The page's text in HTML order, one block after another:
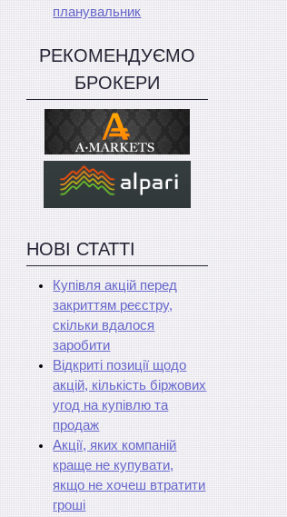
планувальник
РЕКОМЕНДУЄМО
БРОКЕРИ
НОВІ СТАТТІ
Купівля акцій перед
закриттям реєстру,
скільки вдалося
заробити
Відкриті позиції щодо
акцій, кількість біржових
угод на купівлю та
продаж
Акції, яких компаній
краще не купувати,
якщо не хочеш втратити
гроші